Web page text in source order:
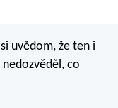
uvědom, že ten i
co